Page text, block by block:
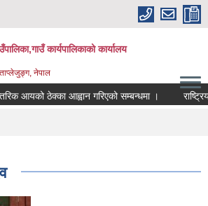
कार्यपालिकाको कार्यालय
नेपाल
आयको ठेक्का आह्वान गरिएको सम्बन्धमा ।